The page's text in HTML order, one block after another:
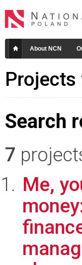
About NCN
Projects
Search
7
Me,